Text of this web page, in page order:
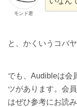
モンド君
と、かくいうコバ
でも、Audibleは会
ツがあります。会
はぜひ参考にお読